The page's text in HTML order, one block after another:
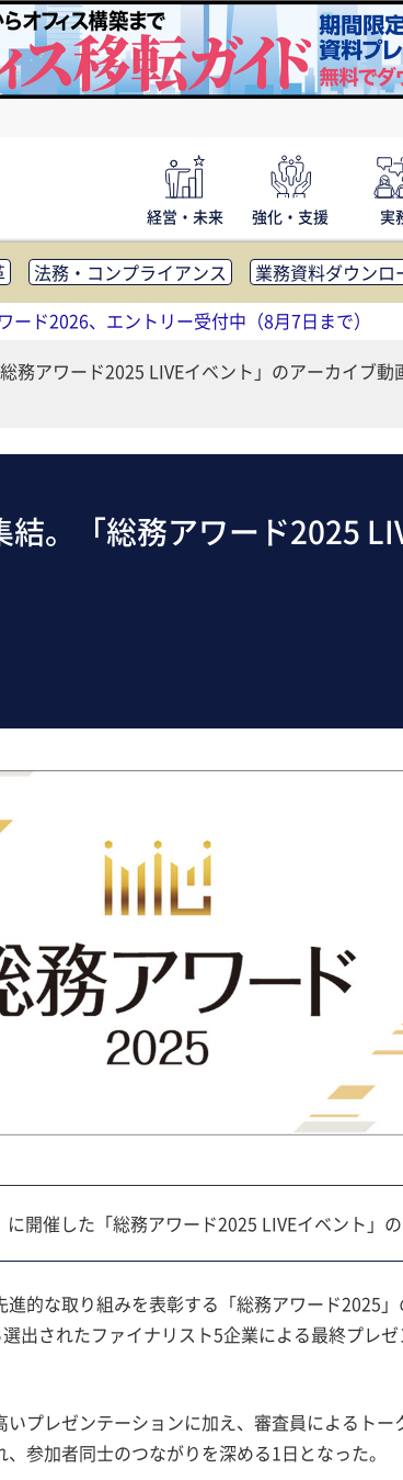
経営・未来 強化・支援 実
法務・コンプライアンス
業務資料ダウンロ
外・社内コミュニケーション活性化
FM・オフ
ト削減 アウトソーシング・BPO
調査・レ
ード2026、エントリー受付中（8月7日まで）
務アワード2025 LIVEイベント」のアーカイブ動
。「総務アワード2025
開催した「総務アワード2025 LIVEイベント」
的な取り組みを表彰する「総務アワード2025
出されたファイナリスト5企業による最終プレ
プレゼンテーションに加え、審査員によるト
参加者同士のつながりを深める1日となった。